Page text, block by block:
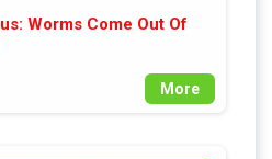
Worms Come Out Of
More